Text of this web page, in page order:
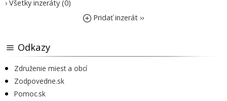
› Všetky inzeráty (0)
Pridať inzerát ››
Odkazy
Združenie miest a obcí
Zodpovedne.sk
Pomoc.sk